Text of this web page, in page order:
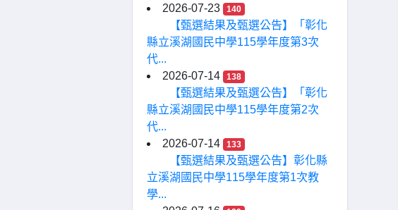
2026-07-23
140
【甄選結果及甄選公告】「彰化
縣立溪湖國民中學115學年度第3次
代...
2026-07-14
138
【甄選結果及甄選公告】「彰化
縣立溪湖國民中學115學年度第2次
代...
2026-07-14
133
【甄選結果及甄選公告】彰化縣
立溪湖國民中學115學年度第1次教
學...